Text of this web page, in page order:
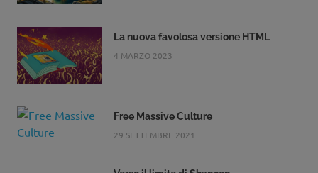
La nuova favolosa versione HTML
4 MARZO 2023
Free Massive Culture
29 SETTEMBRE 2021